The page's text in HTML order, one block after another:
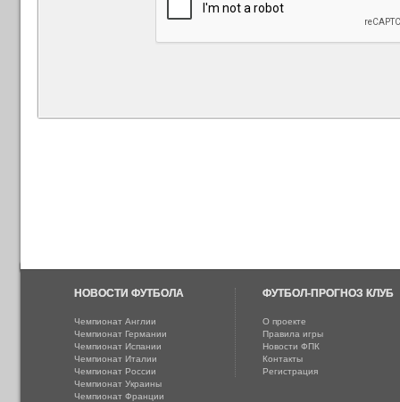
НОВОСТИ ФУТБОЛА
Чемпионат Англии
Чемпионат Германии
Чемпионат Испании
Чемпионат Италии
Чемпионат России
Чемпионат Украины
Чемпионат Франции
ФУТБОЛ-ПРОГНОЗ КЛУБ
О проекте
Правила игры
Новости ФПК
Контакты
Регистрация